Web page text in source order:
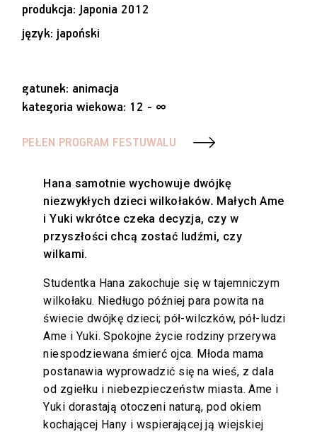
produkcja: Japonia 2012
język: japoński
gatunek: animacja
kategoria wiekowa: 12 - ∞
PEŁEN PROGRAM FESTUWALU
Hana samotnie wychowuje dwójkę
niezwykłych dzieci wilkołaków. Małych Ame
i Yuki wkrótce czeka decyzja, czy w
przyszłości chcą zostać ludźmi, czy
wilkami.
Studentka Hana zakochuje się w tajemniczym
wilkołaku. Niedługo później para powita na
świecie dwójkę dzieci; pół-wilczków, pół-ludzi
Ame i Yuki. Spokojne życie rodziny przerywa
niespodziewana śmierć ojca. Młoda mama
postanawia wyprowadzić się na wieś, z dala
od zgiełku i niebezpieczeństw miasta. Ame i
Yuki dorastają otoczeni naturą, pod okiem
kochającej Hany i wspierającej ją wiejskiej